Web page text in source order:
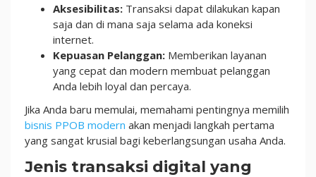
Aksesibilitas: Transaksi dapat dilakukan kapan
saja dan di mana saja selama ada koneksi
internet.
Kepuasan Pelanggan: Memberikan layanan
yang cepat dan modern membuat pelanggan
Anda lebih loyal dan percaya.
Jika Anda baru memulai, memahami pentingnya memilih
bisnis PPOB modern akan menjadi langkah pertama
yang sangat krusial bagi keberlangsungan usaha Anda.
Jenis transaksi digital yang